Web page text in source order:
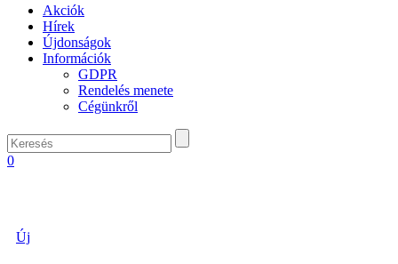
Akciók
Hírek
Újdonságok
Információk
GDPR
Rendelés menete
Cégünkről
0
Új